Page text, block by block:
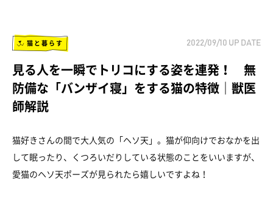
猫と暮らす 2022/09/10 UP DATE
見る人を一瞬でトリコにする姿を連発！ 無
防備な「バンザイ寝」をする猫の特徴｜獣医
師解説
猫好きさんの間で大人気の「ヘソ天」。猫が仰向けでおなかを出
して眠ったり、くつろいだりしている状態のことをいいますが、
愛猫のヘソ天ポーズが見られたら嬉しいですよね！